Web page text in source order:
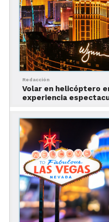
Aunque la solicitud está
idioma en la parte
sobre el texto, te dará
Todas las respuestas
Redacción
Volar en helicóptero
experiencia